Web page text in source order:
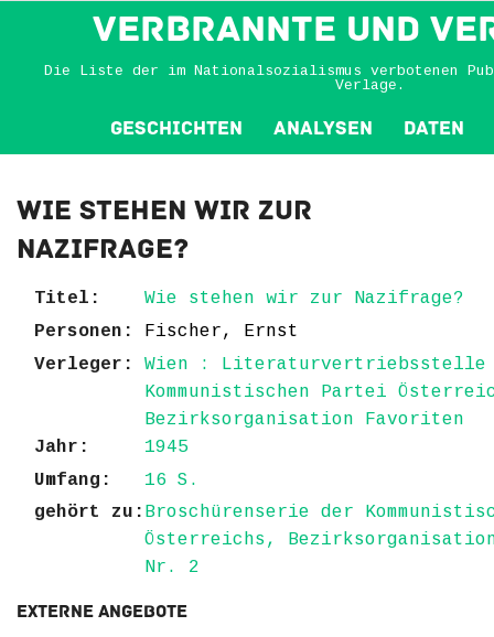
VERBRANNTE und
Die Liste der im Nationalsozialismus verbotenen
Verlage.
Geschichten Analysen Daten
Wie stehen wir zur
Nazifrage?
Titel:
Wie stehen wir zur Nazifrage?
Personen:
Fischer, Ernst
Verleger:
Wien : Literaturvertriebsstelle
Kommunistischen Partei
Bezirksorganisation Favoriten
Jahr:
1945
Umfang:
16 S.
gehört zu: Broschürenserie der
Österreichs,
Nr. 2
Externe Angebote